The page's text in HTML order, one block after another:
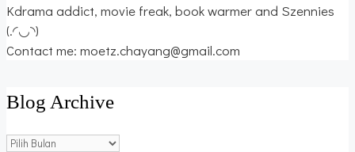
Kdrama addict, movie freak, book warmer and Szennies
(.◜◡◝)
Contact me: moetz.chayang@gmail.com
Blog Archive
Blog